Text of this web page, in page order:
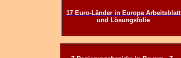
17 Euro-Länder in Europa Arbeitsblatt
und Lösungsfolie